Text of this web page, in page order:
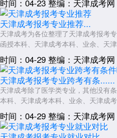
时间：04-23 整编：天津成考网
天津成考报考专业推荐...
天津成考为各位整理了天津成考报考
函授本科、天津成考本科、业余、天
时间：04-29 整编：天津成考网
天津成考报考专业跨考有条......
天津成考除了医学类专业，其他没有
本科、天津成考本科、业余、天津成
时间：04-29 整编：天津成考网